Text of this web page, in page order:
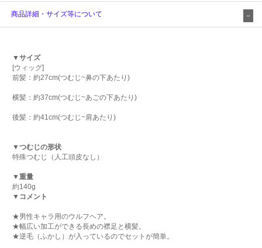
商品詳細・サイズ等について
▼サイズ
[ウィッグ]
前髪：約27cm(つむじ~鼻の下あたり)
横髪：約37cm(つむじ~あごの下あたり)
後髪：約41cm(つむじ~肩あたり)
▼つむじの形状
特殊つむじ（人工頭皮なし）
▼重量
約140g
▼コメント
★男性キャラ用のウルフヘア。
★幅広い加工ができる長めの襟足と横髪。
★逆毛（ふかし）が入っているのでセットが簡単。